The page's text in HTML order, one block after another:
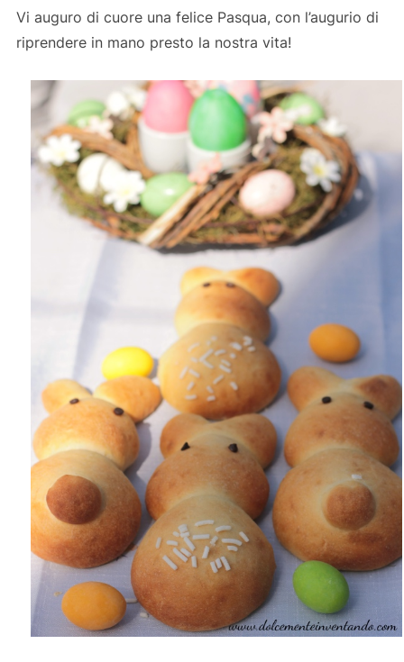
Vi auguro di cuore una felice Pasqua, con l’augurio di
riprendere in mano presto la nostra vita!